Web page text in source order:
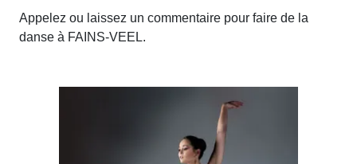
Appelez ou laissez un commentaire pour faire de la
danse à FAINS-VEEL.